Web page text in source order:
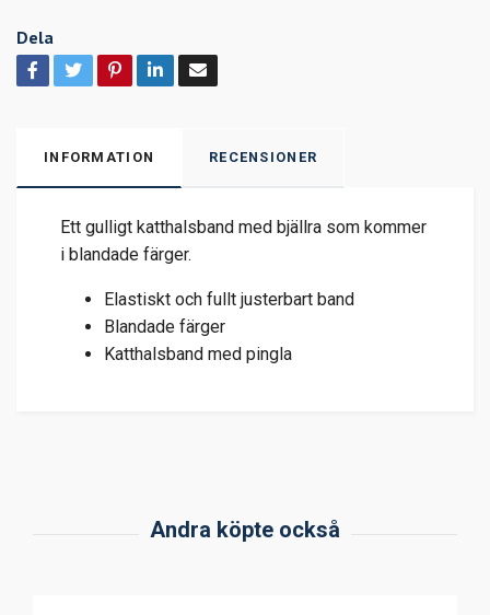
Dela
INFORMATION RECENSIONER
Ett gulligt katthalsband med bjällra som kommer
i blandade färger.
Elastiskt och fullt justerbart band
Blandade färger
Katthalsband med pingla